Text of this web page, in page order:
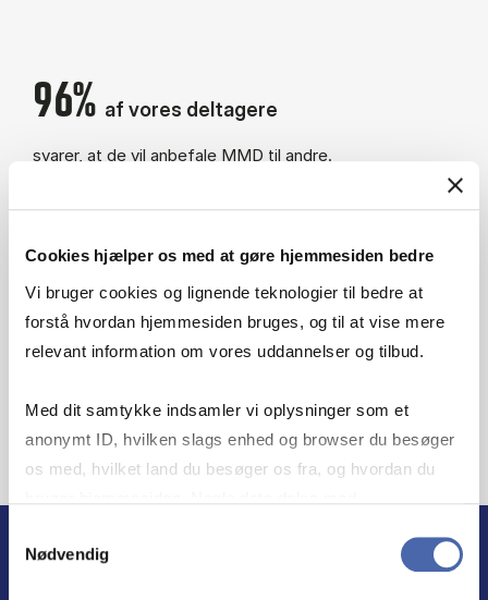
Cookies hjælper os med at gøre hjemmesiden bedre
Vi bruger cookies og lignende teknologier til bedre at
forstå hvordan hjemmesiden bruges, og til at vise mere
relevant information om vores uddannelser og tilbud.
Med dit samtykke indsamler vi oplysninger som et
anonymt ID, hvilken slags enhed og browser du besøger
os med, hvilket land du besøger os fra, og hvordan du
markedsføring. Du bestemmer selv - og kan altid trække
Nødvendig
96% af vores deltagere
svarer, at de vil anbefale MMD til andre.
63%
svarer, at de allerede ved afslutningen af uddannelsen
har fået større ansvar og/eller nye arbejdsopgaver som